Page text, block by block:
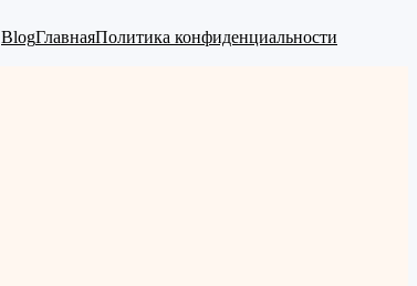
BlogГлавнаяПолитика конфиденциальности